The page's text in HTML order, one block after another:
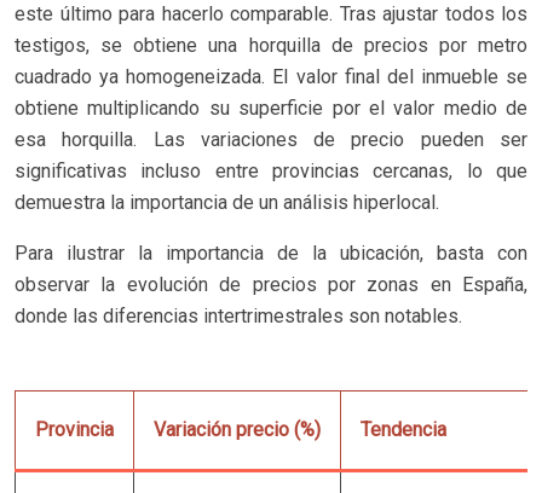
este último para hacerlo comparable. Tras ajustar todos los
testigos, se obtiene una horquilla de precios por metro
cuadrado ya homogeneizada. El valor final del inmueble se
obtiene multiplicando su superficie por el valor medio de
esa horquilla. Las variaciones de precio pueden ser
significativas incluso entre provincias cercanas, lo que
demuestra la importancia de un análisis hiperlocal.
Para ilustrar la importancia de la ubicación, basta con
observar la evolución de precios por zonas en España,
donde las diferencias intertrimestrales son notables.
Provincia Variación precio (%) Tendencia